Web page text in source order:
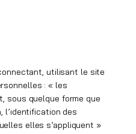
utilisant le site
: « les
sous quelque forme que
l’identification des
elles s’appliquent »